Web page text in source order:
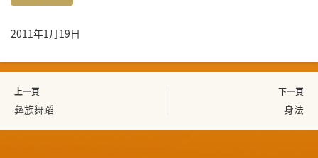
2011年1月19日
上一頁
彝族舞蹈
下一頁
身法